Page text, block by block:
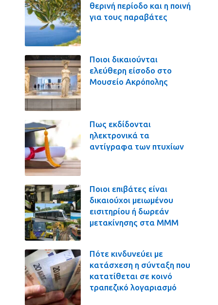
θερινή περίοδο και η ποινή
για τους παραβάτες
Ποιοι δικαιούνται
ελεύθερη είσοδο στο
Μουσείο Ακρόπολης
Πως εκδίδονται
ηλεκτρονικά τα
αντίγραφα των πτυχίων
Ποιοι επιβάτες είναι
δικαιούχοι μειωμένου
εισιτηρίου ή δωρεάν
μετακίνησης στα ΜΜΜ
Πότε κινδυνεύει με
κατάσχεση η σύνταξη που
κατατίθεται σε κοινό
τραπεζικό λογαριασμό